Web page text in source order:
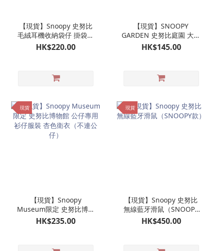
【現貨】Snoopy 史努比
毛絨耳機收納袋仔 掛袋毛
毛收納袋仔 AirPods收納
包（淺啡色）
HK$220.00
【現貨】SNOOPY
GARDEN 史努比庭園 大頭
造型原子筆｜韓國限定 濟
州島限定
HK$145.00
現貨
【現貨】Snoopy
Museum限定 史努比博物
館 公仔專用衫仔服裝 杏色
HK$235.00
現貨
【現貨】Snoopy 史努比
無線藍牙滑鼠（SNOOPY
款）
HK$450.00